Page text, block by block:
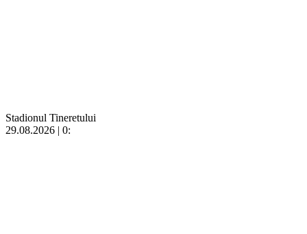
Stadionul Tineretului
29.08.2026 | 0: